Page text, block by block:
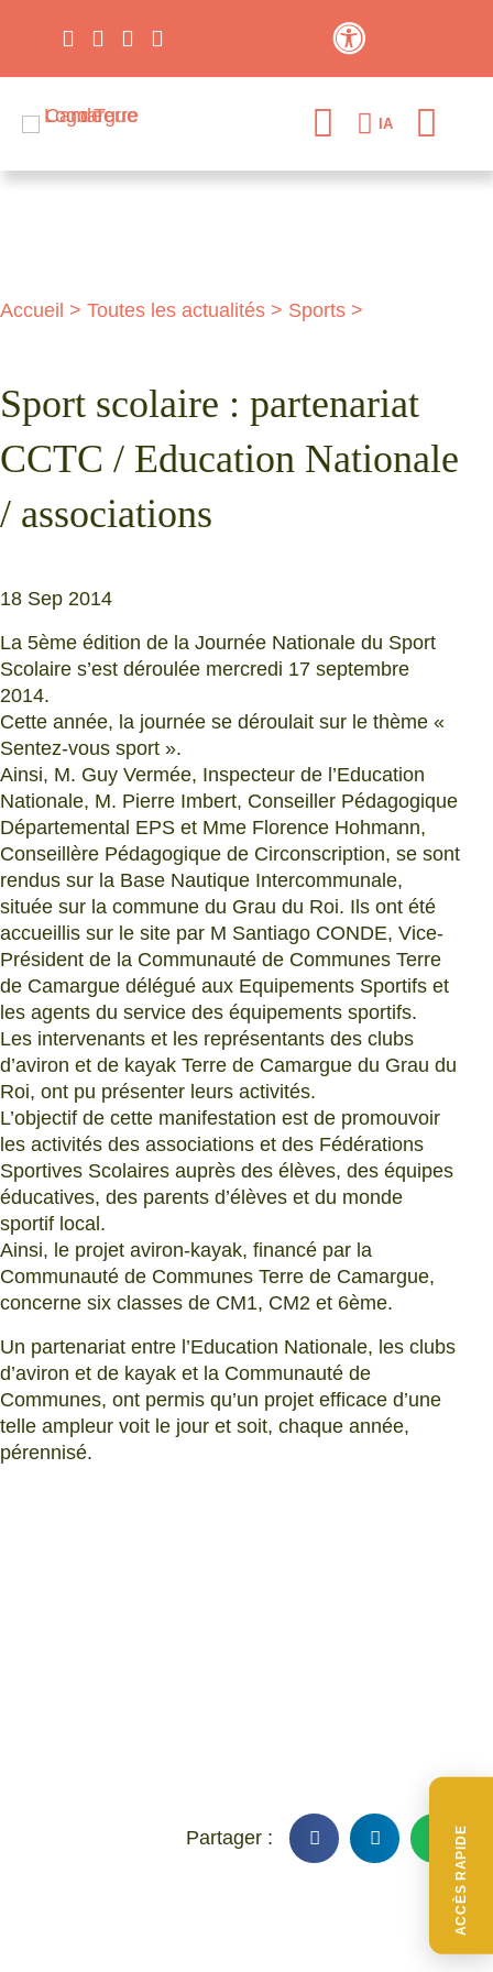
ACCÈS RAPIDE
IA
Accueil > Toutes les actualités > Sports >
Sport scolaire : partenariat
CCTC / Education Nationale
/ associations
18 Sep 2014
La 5ème édition de la Journée Nationale du Sport
Scolaire s’est déroulée mercredi 17 septembre
2014.
Cette année, la journée se déroulait sur le thème «
Sentez-vous sport ».
Ainsi, M. Guy Vermée, Inspecteur de l’Education
Nationale, M. Pierre Imbert, Conseiller Pédagogique
Départemental EPS et Mme Florence Hohmann,
Conseillère Pédagogique de Circonscription, se sont
rendus sur la Base Nautique Intercommunale,
située sur la commune du Grau du Roi. Ils ont été
accueillis sur le site par M Santiago CONDE, Vice-
Président de la Communauté de Communes Terre
de Camargue délégué aux Equipements Sportifs et
les agents du service des équipements sportifs.
Les intervenants et les représentants des clubs
d’aviron et de kayak Terre de Camargue du Grau du
Roi, ont pu présenter leurs activités.
L’objectif de cette manifestation est de promouvoir
les activités des associations et des Fédérations
Sportives Scolaires auprès des élèves, des équipes
éducatives, des parents d’élèves et du monde
sportif local.
Ainsi, le projet aviron-kayak, financé par la
Communauté de Communes Terre de Camargue,
concerne six classes de CM1, CM2 et 6ème.
Un partenariat entre l’Education Nationale, les clubs
d’aviron et de kayak et la Communauté de
Communes, ont permis qu’un projet efficace d’une
telle ampleur voit le jour et soit, chaque année,
pérennisé.